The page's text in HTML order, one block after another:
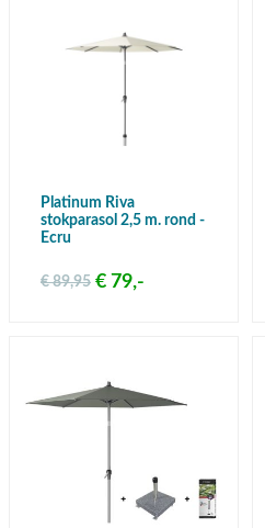
Platinum Riva
stokparasol 2,5 m. rond -
Ecru
€ 79,-
€ 89,95